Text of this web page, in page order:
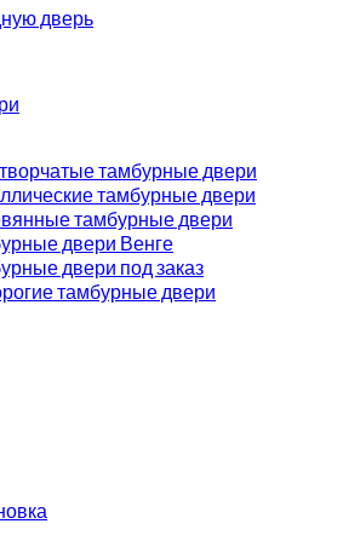
дверь
тамбурные двери
тамбурные двери
тамбурные двери
двери Венге
двери под заказ
тамбурные двери